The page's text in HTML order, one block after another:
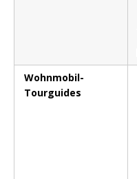
Wohnmobil-
Tourguides